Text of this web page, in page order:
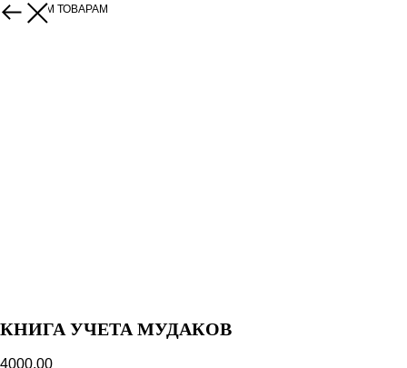
К ДРУГИМ ТОВАРАМ
КНИГА УЧЕТА МУДАКОВ
4000,00